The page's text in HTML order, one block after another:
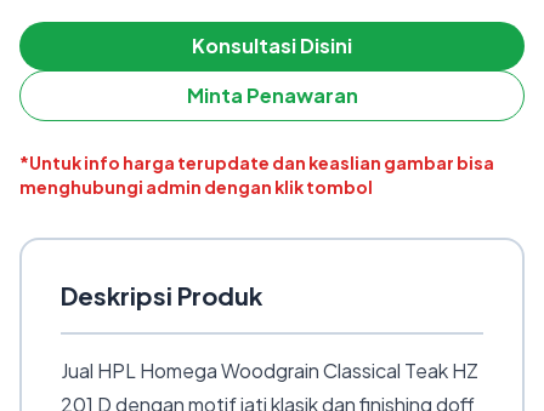
Konsultasi Disini
Minta Penawaran
*Untuk info harga terupdate dan keaslian gambar bisa
menghubungi admin dengan klik tombol
Deskripsi Produk
Jual HPL Homega Woodgrain Classical Teak HZ
201 D dengan motif jati klasik dan finishing doff